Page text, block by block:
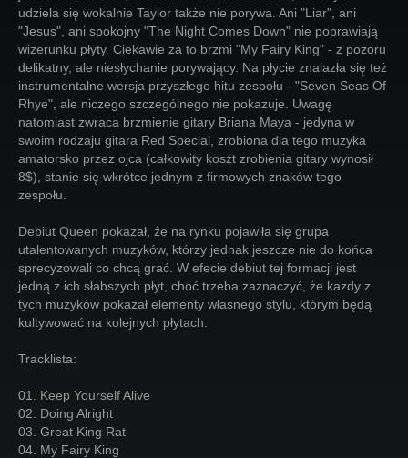
udziela się wokalnie Taylor także nie porywa. Ani "Liar", ani
"Jesus", ani spokojny "The Night Comes Down" nie poprawiają
wizerunku płyty. Ciekawie za to brzmi "My Fairy King" - z pozoru
delikatny, ale niesłychanie porywający. Na płycie znalazła się też
instrumentalne wersja przyszłego hitu zespołu - "Seven Seas Of
Rhye", ale niczego szczególnego nie pokazuje. Uwagę
natomiast zwraca brzmienie gitary Briana Maya - jedyna w
swoim rodzaju gitara Red Special, zrobiona dla tego muzyka
amatorsko przez ojca (całkowity koszt zrobienia gitary wynosił
8$), stanie się wkrótce jednym z firmowych znaków tego
zespołu.
Debiut Queen pokazał, że na rynku pojawiła się grupa
utalentowanych muzyków, którzy jednak jeszcze nie do końca
sprecyzowali co chcą grać. W efecie debiut tej formacji jest
jedną z ich słabszych płyt, choć trzeba zaznaczyć, że kazdy z
tych muzyków pokazał elementy własnego stylu, którym będą
kultywować na kolejnych płytach.
Tracklista:
01. Keep Yourself Alive
02. Doing Alright
03. Great King Rat
04. My Fairy King